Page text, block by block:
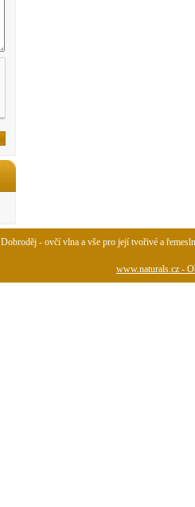
Dobroděj - ovčí vlna a vše pro její tvořivé a
www.naturals.cz -